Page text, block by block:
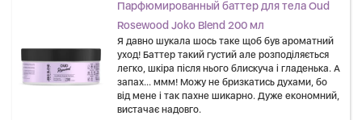
Парфюмированный баттер для тела Oud
Rosewood Joko Blend 200 мл
Я давно шукала шось таке щоб був ароматний
уход! Баттер такий густий але розподіляється
легко, шкіра після нього блискуча і гладенька. А
запах... ммм! Можу не бризкатись духами, бо
від мене і так пахне шикарно. Дуже економний,
вистачає надовго.